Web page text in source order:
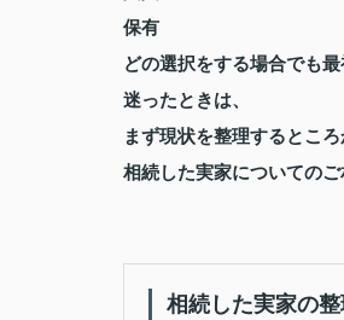
保有
どの選択をする場合でも最
迷ったときは、
まず現状を整理するとこ
相続した実家についての
相続した実家の